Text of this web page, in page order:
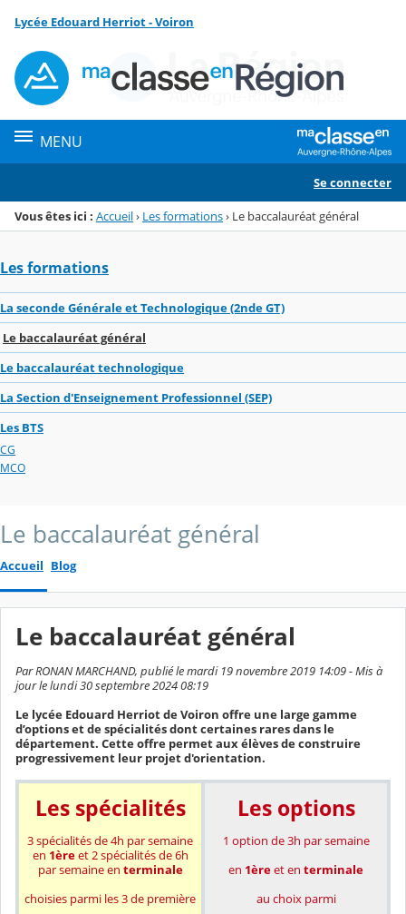
Menu de la rubrique
Contenu
Lycée Edouard Herriot - Voiron
MENU
Se connecter
Vous êtes ici : Accueil› Les formations› Le baccalauréat général
Les formations
La seconde Générale et Technologique (2nde GT)
Le baccalauréat général
Le baccalauréat technologique
La Section d'Enseignement Professionnel (SEP)
Les BTS
CG
MCO
Le baccalauréat général
Accueil Blog
Le baccalauréat général
Par RONAN MARCHAND, publié le mardi 19 novembre 2019 14:09 - Mis à
jour le lundi 30 septembre 2024 08:19
Le lycée Edouard Herriot de Voiron offre une large gamme
d’options et de spécialités dont certaines rares dans le
département. Cette offre permet aux élèves de construire
progressivement leur projet d'orientation.
Les spécialités
3 spécialités de 4h par semaine
en 1èreet2 spécialités de 6h
par semaine en terminale
choisies parmi les 3 de première
Les options
1 option de 3h par semaine
en 1èreet en terminale
au choix parmi